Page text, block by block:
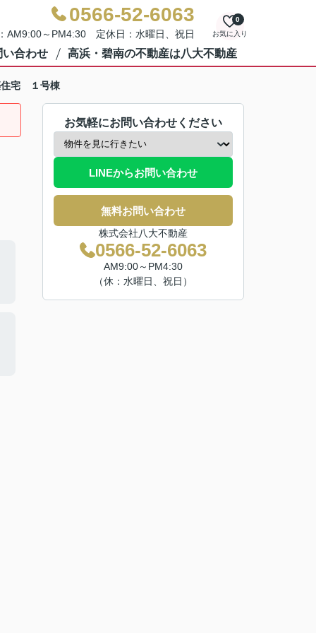
0566-52-6063
AM9:00～PM4:30 定休日：水曜日、祝日 お気に入り
0
い合わせ 高浜・碧南の不動産は八大不動産
宅 １号棟
お気軽にお問い合わせください
LINEからお問い合わせ
無料お問い合わせ
株式会社八大不動産
0566-52-6063
AM9:00～PM4:30
（休：水曜日、祝日）